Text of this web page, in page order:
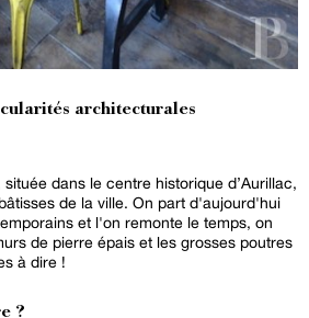
architecturales
dans le centre historique d’Aurillac,
de la ville. On part d'aujourd'hui
et l'on remonte le temps, on
de pierre épais et les grosses poutres
à dire !
?